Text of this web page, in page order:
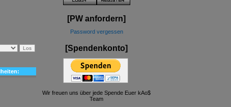
[PW anfordern]
Password vergessen
[Spendenkonto]
Wir freuen uns über jede Spende Euer kAo$
Team